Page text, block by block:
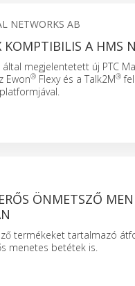
NETWORKS AB
A HMS
által megjelentetett új PTC
Ewon®Flexy és a Talk2M®
ÖNMETSZŐ
termékeket tartalmazó
menetes betétek is.